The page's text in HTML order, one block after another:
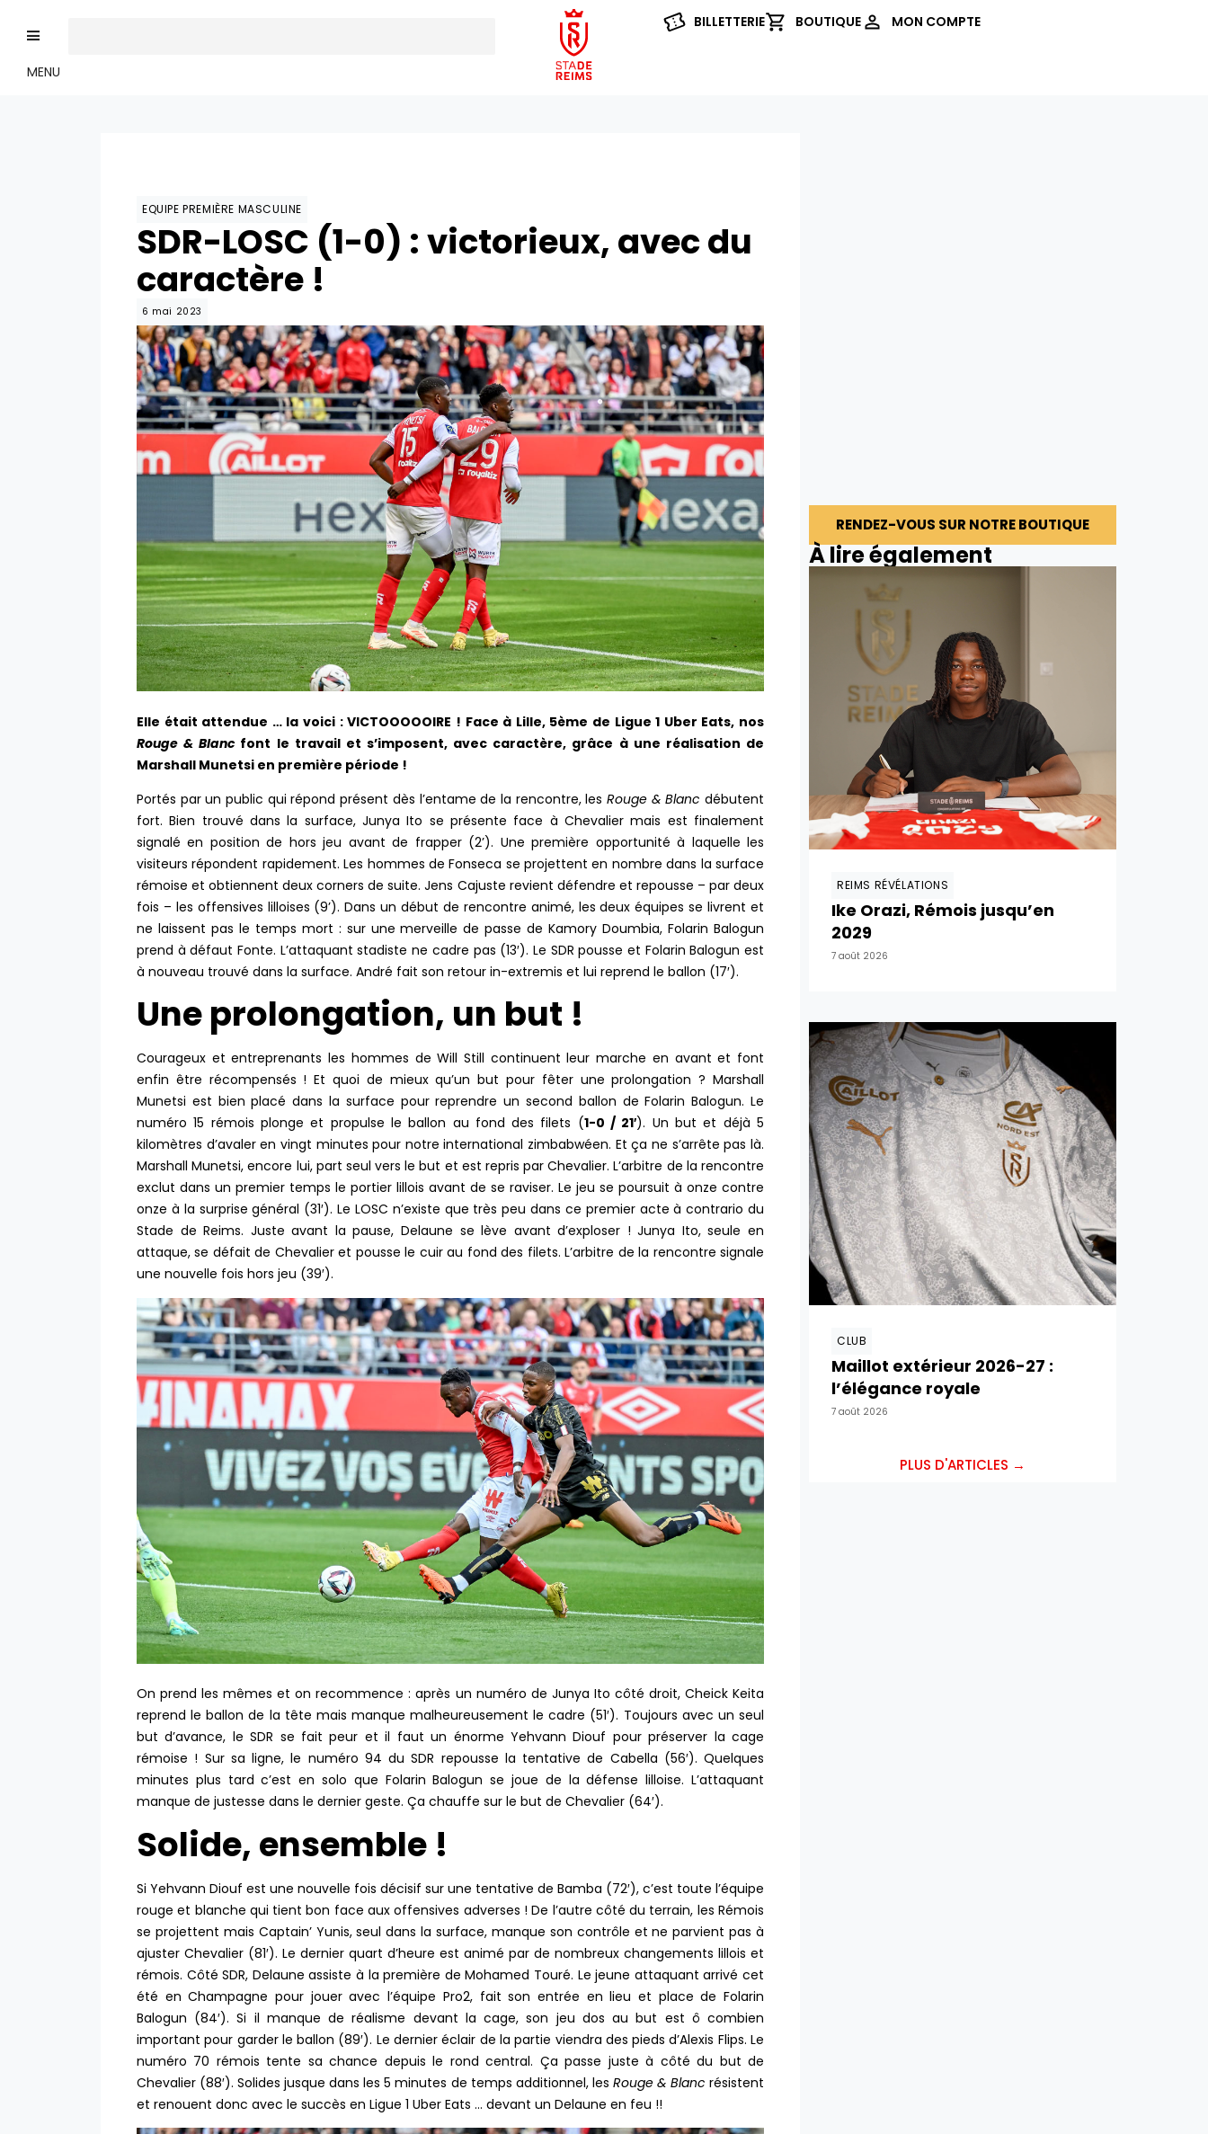
MENU
BILLETTERIE BOUTIQUE MON COMPTE
EQUIPE PREMIÈRE MASCULINE
SDR-LOSC (1-0) : victorieux, avec du
caractère !
6 mai 2023
Elle était attendue … la voici : VICTOOOOOIRE ! Face à Lille, 5ème de Ligue 1 Uber Eats, nos
Rouge & Blancfont le travail et s’imposent, avec caractère, grâce à une réalisation de
Marshall Munetsi en première période !
Portés par un public qui répond présent dès l’entame de la rencontre, les Rouge & Blanc débutent
fort. Bien trouvé dans la surface, Junya Ito se présente face à Chevalier mais est finalement
signalé en position de hors jeu avant de frapper (2’). Une première opportunité à laquelle les
visiteurs répondent rapidement. Les hommes de Fonseca se projettent en nombre dans la surface
rémoise et obtiennent deux corners de suite. Jens Cajuste revient défendre et repousse – par deux
fois – les offensives lilloises (9’). Dans un début de rencontre animé, les deux équipes se livrent et
ne laissent pas le temps mort : sur une merveille de passe de Kamory Doumbia, Folarin Balogun
prend à défaut Fonte. L’attaquant stadiste ne cadre pas (13′). Le SDR pousse et Folarin Balogun est
à nouveau trouvé dans la surface. André fait son retour in-extremis et lui reprend le ballon (17′).
Une prolongation, un but !
Courageux et entreprenants les hommes de Will Still continuent leur marche en avant et font
enfin être récompensés ! Et quoi de mieux qu’un but pour fêter une prolongation ? Marshall
Munetsi est bien placé dans la surface pour reprendre un second ballon de Folarin Balogun. Le
numéro 15 rémois plonge et propulse le ballon au fond des filets (1-0 / 21′). Un but et déjà 5
kilomètres d’avaler en vingt minutes pour notre international zimbabwéen. Et ça ne s’arrête pas là.
Marshall Munetsi, encore lui, part seul vers le but et est repris par Chevalier. L’arbitre de la rencontre
exclut dans un premier temps le portier lillois avant de se raviser. Le jeu se poursuit à onze contre
onze à la surprise général (31′). Le LOSC n’existe que très peu dans ce premier acte à contrario du
Stade de Reims. Juste avant la pause, Delaune se lève avant d’exploser ! Junya Ito, seule en
attaque, se défait de Chevalier et pousse le cuir au fond des filets. L’arbitre de la rencontre signale
une nouvelle fois hors jeu (39′).
On prend les mêmes et on recommence : après un numéro de Junya Ito côté droit, Cheick Keita
reprend le ballon de la tête mais manque malheureusement le cadre (51′). Toujours avec un seul
but d’avance, le SDR se fait peur et il faut un énorme Yehvann Diouf pour préserver la cage
rémoise ! Sur sa ligne, le numéro 94 du SDR repousse la tentative de Cabella (56′). Quelques
minutes plus tard c’est en solo que Folarin Balogun se joue de la défense lilloise. L’attaquant
manque de justesse dans le dernier geste. Ça chauffe sur le but de Chevalier (64′).
Solide, ensemble !
Si Yehvann Diouf est une nouvelle fois décisif sur une tentative de Bamba (72′), c’est toute l’équipe
rouge et blanche qui tient bon face aux offensives adverses ! De l’autre côté du terrain, les Rémois
se projettent mais Captain’ Yunis, seul dans la surface, manque son contrôle et ne parvient pas à
ajuster Chevalier (81′). Le dernier quart d’heure est animé par de nombreux changements lillois et
rémois. Côté SDR, Delaune assiste à la première de Mohamed Touré. Le jeune attaquant arrivé cet
été en Champagne pour jouer avec l’équipe Pro2, fait son entrée en lieu et place de Folarin
Balogun (84′). Si il manque de réalisme devant la cage, son jeu dos au but est ô combien
important pour garder le ballon (89′). Le dernier éclair de la partie viendra des pieds d’Alexis Flips. Le
numéro 70 rémois tente sa chance depuis le rond central. Ça passe juste à côté du but de
Chevalier (88′). Solides jusque dans les 5 minutes de temps additionnel, les Rouge & Blanc résistent
et renouent donc avec le succès en Ligue 1 Uber Eats … devant un Delaune en feu !!
RENDEZ-VOUS SUR NOTRE BOUTIQUE
À lire également
REIMS RÉVÉLATIONS
Ike Orazi, Rémois jusqu’en
2029
7 août 2026
CLUB
Maillot extérieur 2026-27 :
l’élégance royale
7 août 2026
PLUS D'ARTICLES →